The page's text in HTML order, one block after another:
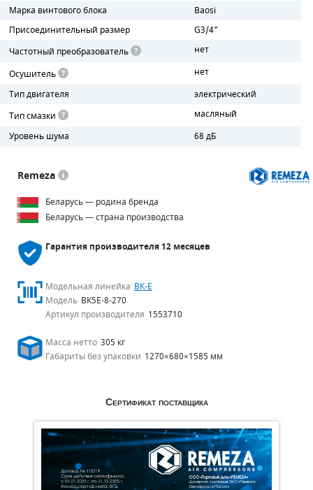
Марка винтового блока
Baosi
Присоединительный размер
G3/4"
Частотный преобразователь
нет
Осушитель
нет
Тип двигателя
электрический
Тип смазки
масляный
Уровень шума
68 дБ
Remeza
Беларусь — родина бренда
Беларусь — страна производства
Гарантия производителя12 месяцев
Модельная линейка ВК-Е
Модель ВК5Е-8-270
Артикул производителя 1553710
Масса нетто 305 кг
Габариты без упаковки 1270×680×1585 мм
Сертификат поставщика
ДЕТАЛИ НАСОСНОЙ ЧАСТИ
ШЛАНГИ ДЛЯ МОТОПОМП
ДЛЯ ВАКУУМНЫХ НАСОСОВ